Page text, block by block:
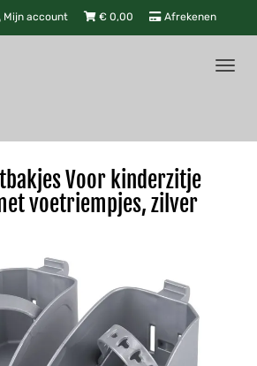
Mijn account € 0,00 Afrekenen
Voor kinderzitje
voetriempjes, zilver